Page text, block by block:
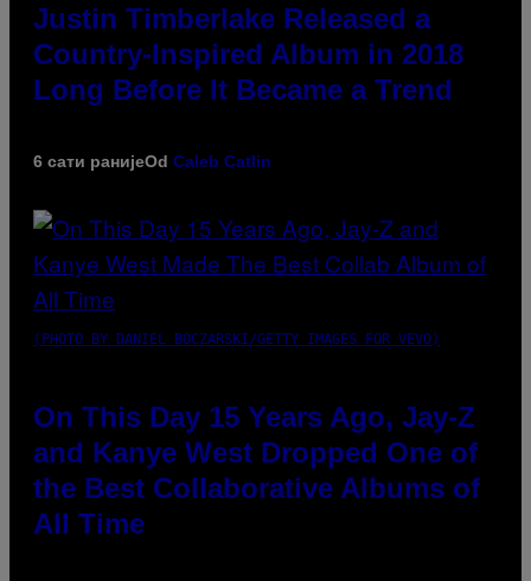
Justin Timberlake Released a
Country-Inspired Album in 2018
Long Before It Became a Trend
6 сати ранијеOd Caleb Catlin
(PHOTO BY DANIEL BOCZARSKI/GETTY IMAGES FOR VEVO)
On This Day 15 Years Ago, Jay-Z
and Kanye West Dropped One of
the Best Collaborative Albums of
All Time